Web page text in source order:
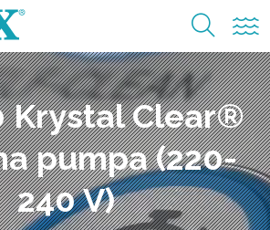
Krystal Clear®
pumpa (220-
240 V)